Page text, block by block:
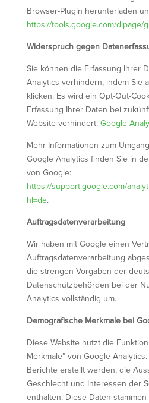
Browser-Plugin herunterladen
https://tools.google.com/dlpage/
Widerspruch gegen
Sie können die Erfassung Ihrer
Analytics verhindern, indem Sie
klicken. Es wird ein Opt-Out-
Erfassung Ihrer Daten bei
Website verhindert: Google
Mehr Informationen zum
Google Analytics finden Sie in
von Google:
https://support.google.com/
hl=de.
Auftragsdatenverarbeitung
Wir haben mit Google einen
Auftragsdatenverarbeitung
die strengen Vorgaben der
Datenschutzbehörden bei der
Analytics vollständig um.
Demografische Merkmale bei
Diese Website nutzt die
Merkmale” von Google
Berichte erstellt werden, die
Geschlecht und Interessen der
enthalten. Diese Daten stammen